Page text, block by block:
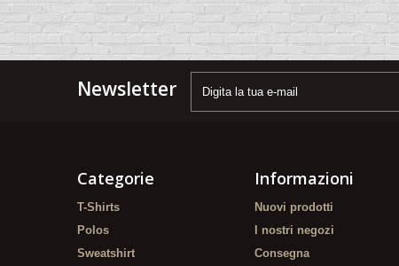
Newsletter
Categorie
T-Shirts
Polos
Sweatshirt
Informazioni
Nuovi prodotti
I nostri negozi
Consegna